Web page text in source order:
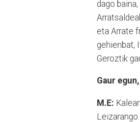
dago
eta Arrate
gehienbat,
Geroztik
Gaur
M.E: